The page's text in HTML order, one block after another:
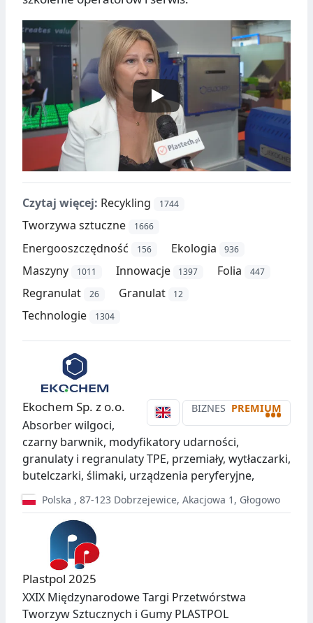
Czytaj więcej: Recykling 1744
Tworzywa sztuczne 1666
Energooszczędność 156 Ekologia 936
Maszyny 1011 Innowacje 1397 Folia 447
Regranulat 26 Granulat 12
Technologie 1304
BIZNES PREMIUM
•••
Ekochem Sp. z o.o.
Absorber wilgoci,
czarny barwnik, modyfikatory udarności,
granulaty i regranulaty TPE, przemiały, wytłaczarki,
butelczarki, ślimaki, urządzenia peryferyjne,
Polska , 87-123 Dobrzejewice, Akacjowa 1, Głogowo
Plastpol 2025
XXIX Międzynarodowe Targi Przetwórstwa
Tworzyw Sztucznych i Gumy PLASTPOL